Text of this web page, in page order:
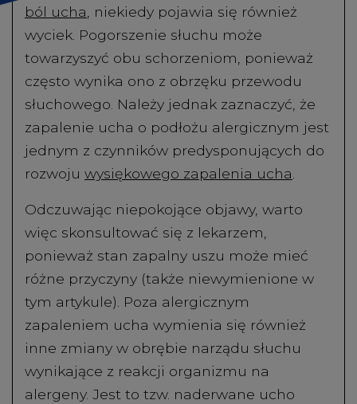
ból ucha, niekiedy pojawia się również
wyciek. Pogorszenie słuchu może
towarzyszyć obu schorzeniom, ponieważ
często wynika ono z obrzęku przewodu
słuchowego. Należy jednak zaznaczyć, że
zapalenie ucha o podłożu alergicznym jest
jednym z czynników predysponujących do
rozwoju wysiękowego zapalenia ucha.
Odczuwając niepokojące objawy, warto
więc skonsultować się z lekarzem,
ponieważ stan zapalny uszu może mieć
różne przyczyny (także niewymienione w
tym artykule). Poza alergicznym
zapaleniem ucha wymienia się również
inne zmiany w obrębie narządu słuchu
wynikające z reakcji organizmu na
alergeny. Jest to tzw. naderwane ucho